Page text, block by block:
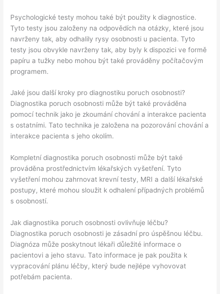
Psychologické testy mohou také být použity k diagnostice.
Tyto testy jsou založeny na odpovědích na otázky, které jsou
navrženy tak, aby odhalily rysy osobnosti u pacienta. Tyto
testy jsou obvykle navrženy tak, aby byly k dispozici ve formě
papíru a tužky nebo mohou být také prováděny počítačovým
programem.
Jaké jsou další kroky pro diagnostiku poruch osobnosti?
Diagnostika poruch osobnosti může být také prováděna
pomocí technik jako je zkoumání chování a interakce pacienta
s ostatními. Tato technika je založena na pozorování chování a
interakce pacienta s jeho okolím.
Kompletní diagnostika poruch osobnosti může být také
prováděna prostřednictvím lékařských vyšetření. Tyto
vyšetření mohou zahrnovat krevní testy, MRI a další lékařské
postupy, které mohou sloužit k odhalení případných problémů
s osobností.
Jak diagnostika poruch osobnosti ovlivňuje léčbu?
Diagnostika poruch osobnosti je zásadní pro úspěšnou léčbu.
Diagnóza může poskytnout lékaři důležité informace o
pacientovi a jeho stavu. Tato informace je pak použita k
vypracování plánu léčby, který bude nejlépe vyhovovat
potřebám pacienta.